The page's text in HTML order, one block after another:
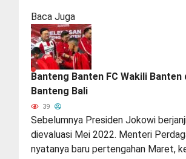
Baca Juga
Banteng Banten FC Wakili
Banteng Bali
39
Sebelumnya Presiden Jokowi
dievaluasi Mei 2022. Menteri
nyatanya baru pertengahan Maret,